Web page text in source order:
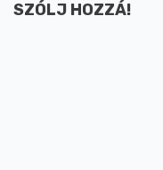
SZÓLJ HOZZÁ!